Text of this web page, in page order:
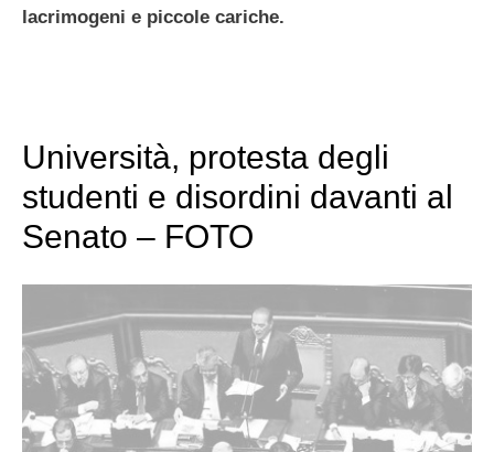
lacrimogeni e piccole cariche.
Università, protesta degli
studenti e disordini davanti al
Senato – FOTO